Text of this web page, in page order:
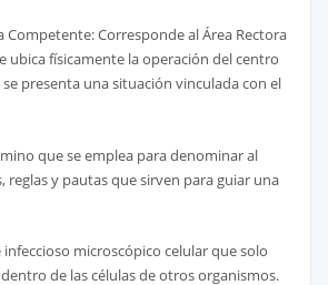
Competente: Corresponde al Área Rectora
ubica físicamente la operación del centro
presenta una situación vinculada con el
que se emplea para denominar al
y pautas que sirven para guiar una
infeccioso microscópico celular que solo
de las células de otros organismos.